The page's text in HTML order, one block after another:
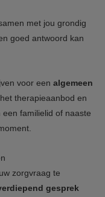
met jou grondig
goed antwoord kan
voor een algemeen
therapieaanbod en
familielid of naaste
zorgvraag te
gesprek